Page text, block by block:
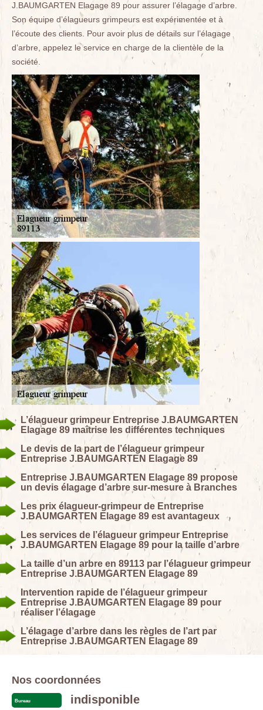
J.BAUMGARTEN Elagage 89 pour assurer l’élagage d’arbre.
Son équipe d’élagueurs grimpeurs est expérimentée et à
l’écoute des clients. Pour avoir plus de détails sur l’élagage
d’arbre, appelez le service en charge de la clientèle de la
société.
L’élagueur grimpeur Entreprise J.BAUMGARTEN
Elagage 89 maîtrise les différentes techniques
Le devis de la part de l’élagueur grimpeur
Entreprise J.BAUMGARTEN Elagage 89
Entreprise J.BAUMGARTEN Elagage 89 propose
un devis élagage d’arbre sur-mesure à Branches
Les prix élagueur-grimpeur de Entreprise
J.BAUMGARTEN Elagage 89 est avantageux
Les services de l’élagueur grimpeur Entreprise
J.BAUMGARTEN Elagage 89 pour la taille d’arbre
La taille d’un arbre en 89113 par l’élagueur grimpeur
Entreprise J.BAUMGARTEN Elagage 89
Intervention rapide de l’élagueur grimpeur
Entreprise J.BAUMGARTEN Elagage 89 pour
réaliser l’élagage
L’élagage d’arbre dans les règles de l’art par
Entreprise J.BAUMGARTEN Elagage 89
Nos coordonnées
Bureau indisponible